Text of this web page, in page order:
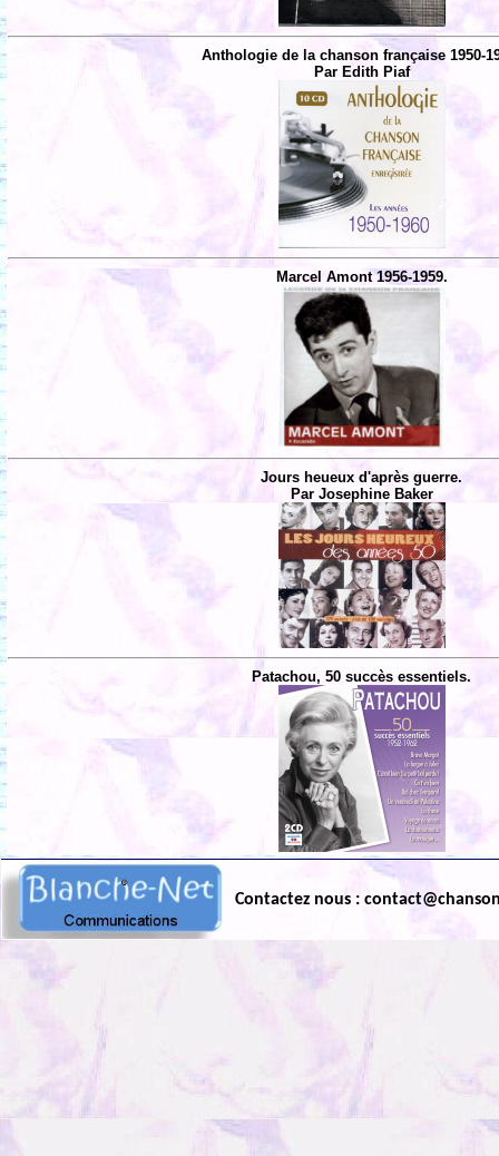
Anthologie de la chanson française 1950-
Par Edith Piaf
Marcel Amont 1956-1959.
Jours heueux d'après guerre.
Par Josephine Baker
Patachou, 50 succès essentiels.
Contactez nous :